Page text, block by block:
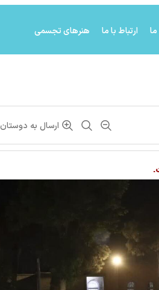
ما ارتباط با ما هنرهای تجسمی
ارسال به دوستان